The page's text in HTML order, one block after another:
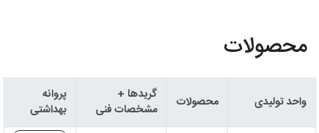
محصولات
واحد تولیدی محصولات
گریدها +
مشخصات فنی
پروانه
بهداشتی